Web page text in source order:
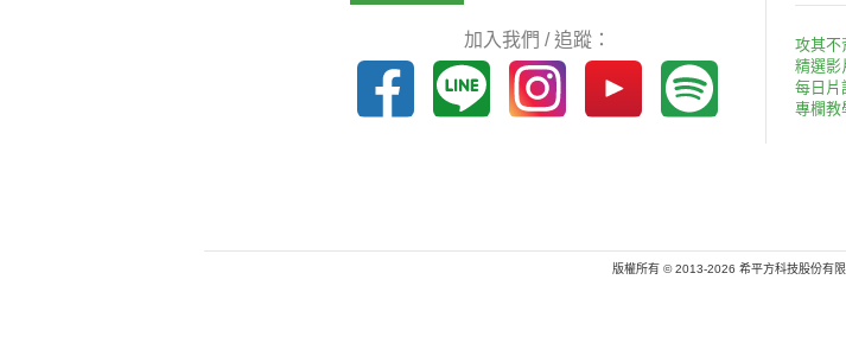
加入我們 / 追蹤：
攻其不
精選影
每日片
專欄教
版權所有 © 2013-2026 希平方科技股份有